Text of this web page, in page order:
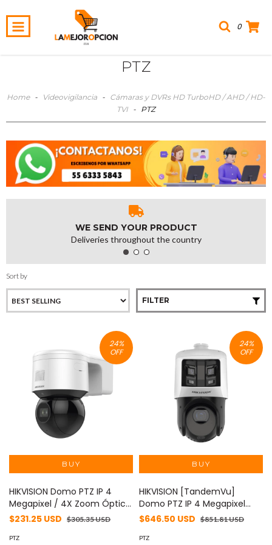
0
PTZ
Home - Videovigilancia - Cámaras y DVRs HD TurboHD / AHD / HD-
TVI - PTZ
WE SEND YOUR PRODUCT
Deliveries throughout the country
Sort by
FILTER
24%
OFF
HIKVISION Domo PTZ IP 4
Megapixel / 4X Zoom Óptico
/ 50 mts IR EXIR / Luz
Integrada / WDR 120 dB /
$231.25 USD $305.35 USD
PTZ
24%
OFF
HIKVISION [TandemVu]
Domo PTZ IP 4 Megapixel
con Cámara Panoramica 6
mts IR / IP66 / WDR / PoE+ /
$646.50 USD $851.81 USD
PTZ